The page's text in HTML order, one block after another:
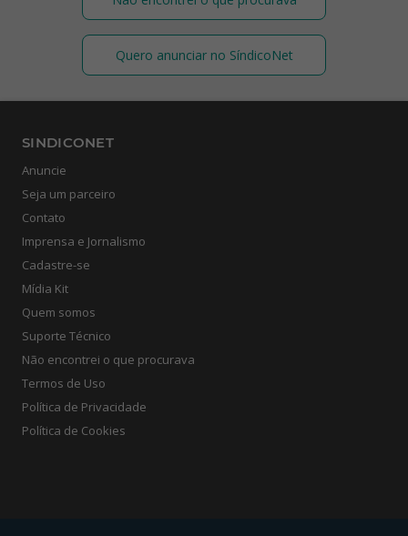
Quero anunciar no SíndicoNet
SINDICONET
Anuncie
Seja um parceiro
Contato
Imprensa e Jornalismo
Cadastre-se
Mídia Kit
Quem somos
Suporte Técnico
Não encontrei o que procurava
Termos de Uso
Política de Privacidade
Política de Cookies